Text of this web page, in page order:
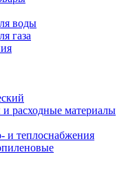
воды
газа
расходные материалы
и теплоснабжения